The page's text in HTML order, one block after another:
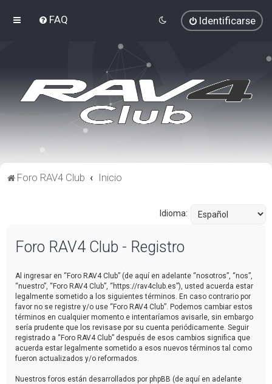
FAQ Identificarse
Foro RAV4 Club Inicio
Idioma:
Foro RAV4 Club - Registro
Al ingresar en “Foro RAV4 Club” (de aquí en adelante “nosotros”, “nos”,
“nuestro”, “Foro RAV4 Club”, “https://rav4club.es”), usted acuerda estar
legalmente sometido a los siguientes términos. En caso contrario por
favor no se registre y/o use “Foro RAV4 Club”. Podemos cambiar estos
términos en cualquier momento e intentaríamos avisarle, sin embargo
sería prudente que los revisase por su cuenta periódicamente. Seguir
registrado a “Foro RAV4 Club” después de esos cambios significa que
acuerda estar legalmente sometido a esos nuevos términos tal como
fueron actualizados y/o reformados.
Nuestros foros están desarrollados por phpBB (de aquí en adelante